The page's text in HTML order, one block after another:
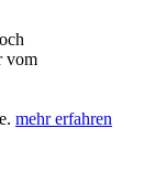
vom
mehr erfahren